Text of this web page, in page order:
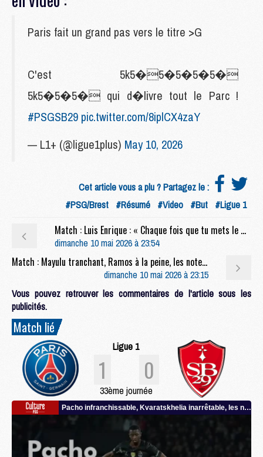
Paris fait un grand pas vers le titre >G
C'est 5k5�5�5�5�5�
5k5�5�5� qui d�livre tout le Parc !
#PSGSB29 pic.twitter.com/8iplCX4zaY
— L1+ (@ligue1plus) May 10, 2026
Cet article vous a plu ? Partagez le :
#PSG/Brest #Résumé #Video #But #Ligue 1
Match : Luis Enrique : « Chaque fois que tu mets le maillot du PSG, tu dois être performant »
dimanche 10 mai 2026 à 23:54
Match : Mayulu tranchant, Ramos à la peine, les notes de PSG/Brest (1-0)
dimanche 10 mai 2026 à 23:15
Vous pouvez retrouver les commentaires de l'article sous les
publicités.
Match lié
Ligue 1
1 0
33ème journée